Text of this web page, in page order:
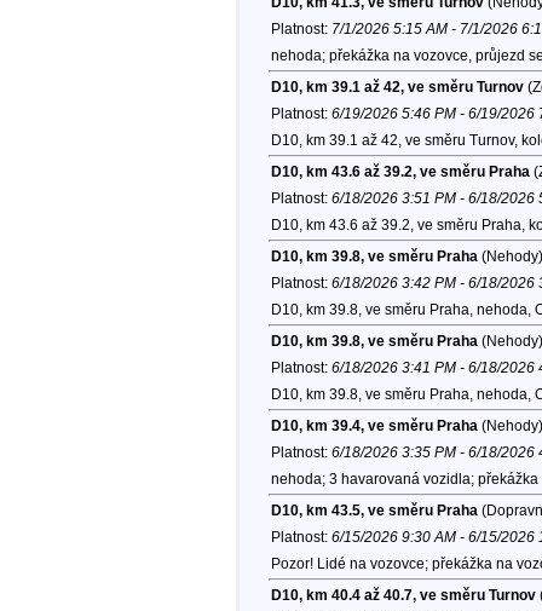
Platnost: 7/1/2026 5:15 AM - 7/1/2026
nehoda; překážka na vozovce, průjezd
D10, km 39.1 až 42, ve směru Turnov
Platnost: 6/19/2026 5:46 PM - 6/19/2026
D10, km 39.1 až 42, ve směru Turnov,
D10, km 43.6 až 39.2, ve směru Praha
Platnost: 6/18/2026 3:51 PM - 6/18/2026
D10, km 43.6 až 39.2, ve směru Praha,
D10, km 39.8, ve směru Praha (Nehody)
Platnost: 6/18/2026 3:42 PM - 6/18/2026
D10, km 39.8, ve směru Praha, nehoda,
D10, km 39.8, ve směru Praha (Nehody)
Platnost: 6/18/2026 3:41 PM - 6/18/2026
D10, km 39.8, ve směru Praha, nehoda,
D10, km 39.4, ve směru Praha (Nehody)
Platnost: 6/18/2026 3:35 PM - 6/18/2026
nehoda; 3 havarovaná vozidla;
D10, km 43.5, ve směru Praha
Platnost: 6/15/2026 9:30 AM - 6/15/2026
Pozor! Lidé na vozovce; překážka na
D10, km 40.4 až 40.7, ve směru Turnov